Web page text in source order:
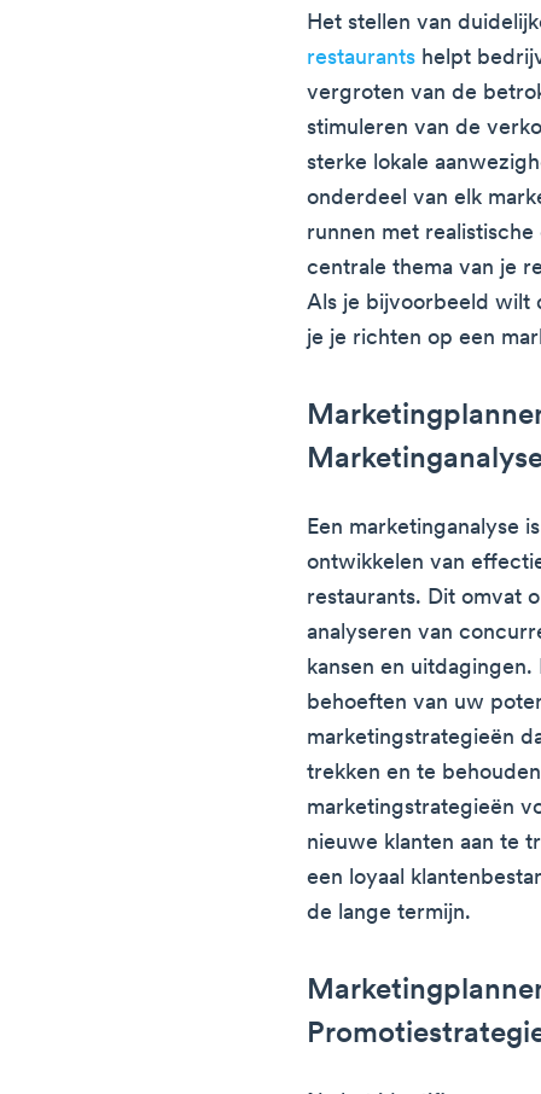
Het stellen van
restaurants helpt
vergroten van de
stimuleren van de
sterke lokale
onderdeel van elk
runnen met
centrale thema van je
Als je bijvoorbeeld wilt
je je richten op een
Een marketinganalyse
ontwikkelen van
restaurants. Dit omvat
analyseren van
kansen en
behoeften van uw
marketingstrategieën
trekken en te
marketingstrategieën
nieuwe klanten aan te
een loyaal
de lange termijn.